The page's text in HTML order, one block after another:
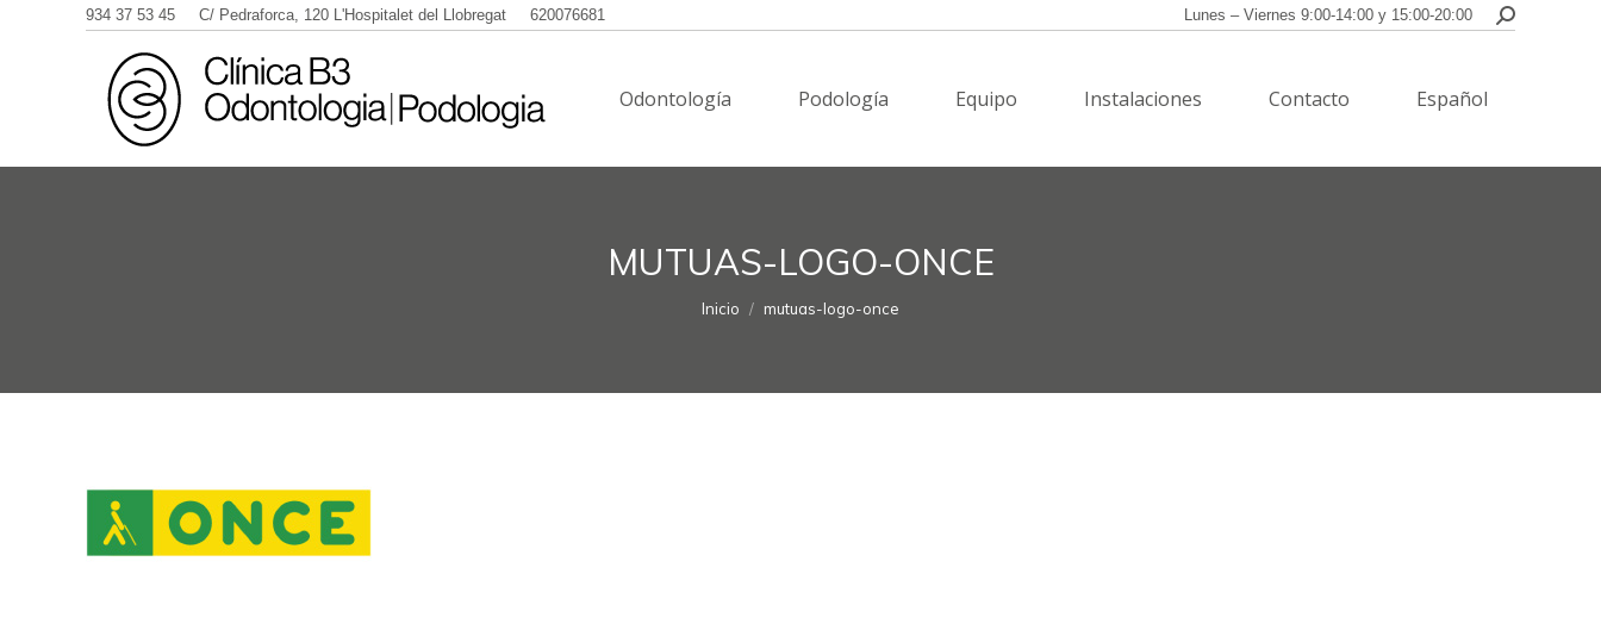
934 37 53 45 C/ Pedraforca, 120 L'Hospitalet del Llobregat 620076681 Lunes – Viernes 9:00-14:00 y 15:00-20:00 Buscar:
Odontología Podología Equipo Instalaciones Contacto Español
MUTUAS-LOGO-ONCE
Estás aquí:
Inicio mutuas-logo-once